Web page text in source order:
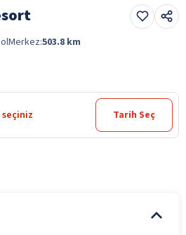
Merkez:503.8 km
Tarih Seç